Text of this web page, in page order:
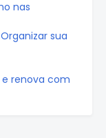
nas
sua
e renova com